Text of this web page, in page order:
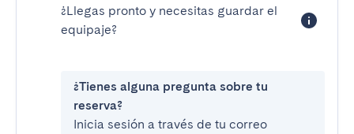
¿Llegas pronto y necesitas guardar el
equipaje?
¿Tienes alguna pregunta sobre tu
reserva?
Inicia sesión a través de tu correo